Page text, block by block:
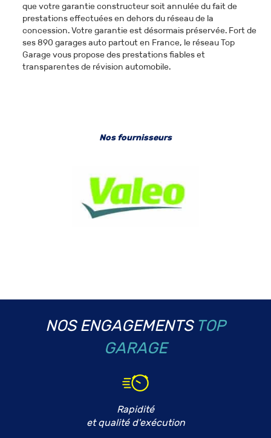
que votre garantie constructeur soit annulée du fait de
prestations effectuées en dehors du réseau de la
concession. Votre garantie est désormais préservée. Fort de
ses 890 garages auto partout en France, le réseau Top
Garage vous propose des prestations fiables et
transparentes de révision automobile.
Nos fournisseurs
NOS ENGAGEMENTS TOP
GARAGE
Rapidité
et qualité d'exécution